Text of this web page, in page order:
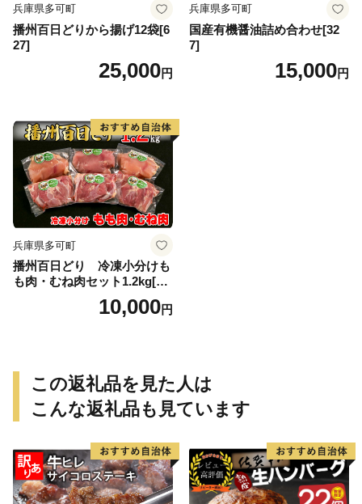
兵庫県多可町
播州百日どりから揚げ12袋[6
27]
25,000円
兵庫県多可町
国産有機醤油詰め合わせ[32
7]
15,000円
兵庫県多可町
播州百日どり 冷凍小分けも
も肉・むね肉セット1.2kg[66
10,000円
この返礼品を見た人は
こんな返礼品も見ています